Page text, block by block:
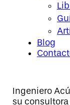
Blog
Ingeniero
su